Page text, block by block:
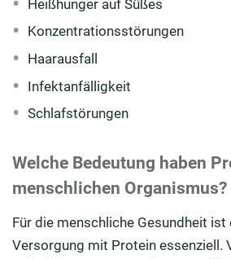
Heißhunger auf Süßes
Konzentrationsstörungen
Haarausfall
Infektanfälligkeit
Schlafstörungen
Welche Bedeutung haben
menschlichen Organismus?
Für die menschliche Gesundheit
Versorgung mit Protein essenziell.